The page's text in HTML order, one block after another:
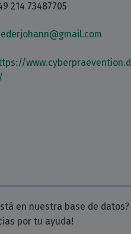
214 73487705
www.cyberpraevention.d
en nuestra base de datos?
por tu ayuda!